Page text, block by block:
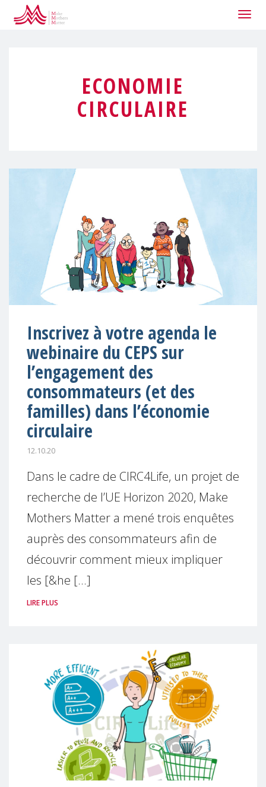
ECONOMIE
CIRCULAIRE
Inscrivez à votre agenda le
webinaire du CEPS sur
l’engagement des
consommateurs (et des
familles) dans l’économie
circulaire
12.10.20
Dans le cadre de CIRC4Life, un projet de
recherche de l’UE Horizon 2020, Make
Mothers Matter a mené trois enquêtes
auprès des consommateurs afin de
découvrir comment mieux impliquer
les [&he [...]
LIRE PLUS